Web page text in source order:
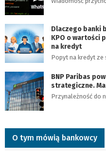
Dlaczego banki
KPO o wartości
na kredyt
Popyt na kredyt
BNP Paribas
strategiczne.
Przynależność do
O tym mówią bankowcy